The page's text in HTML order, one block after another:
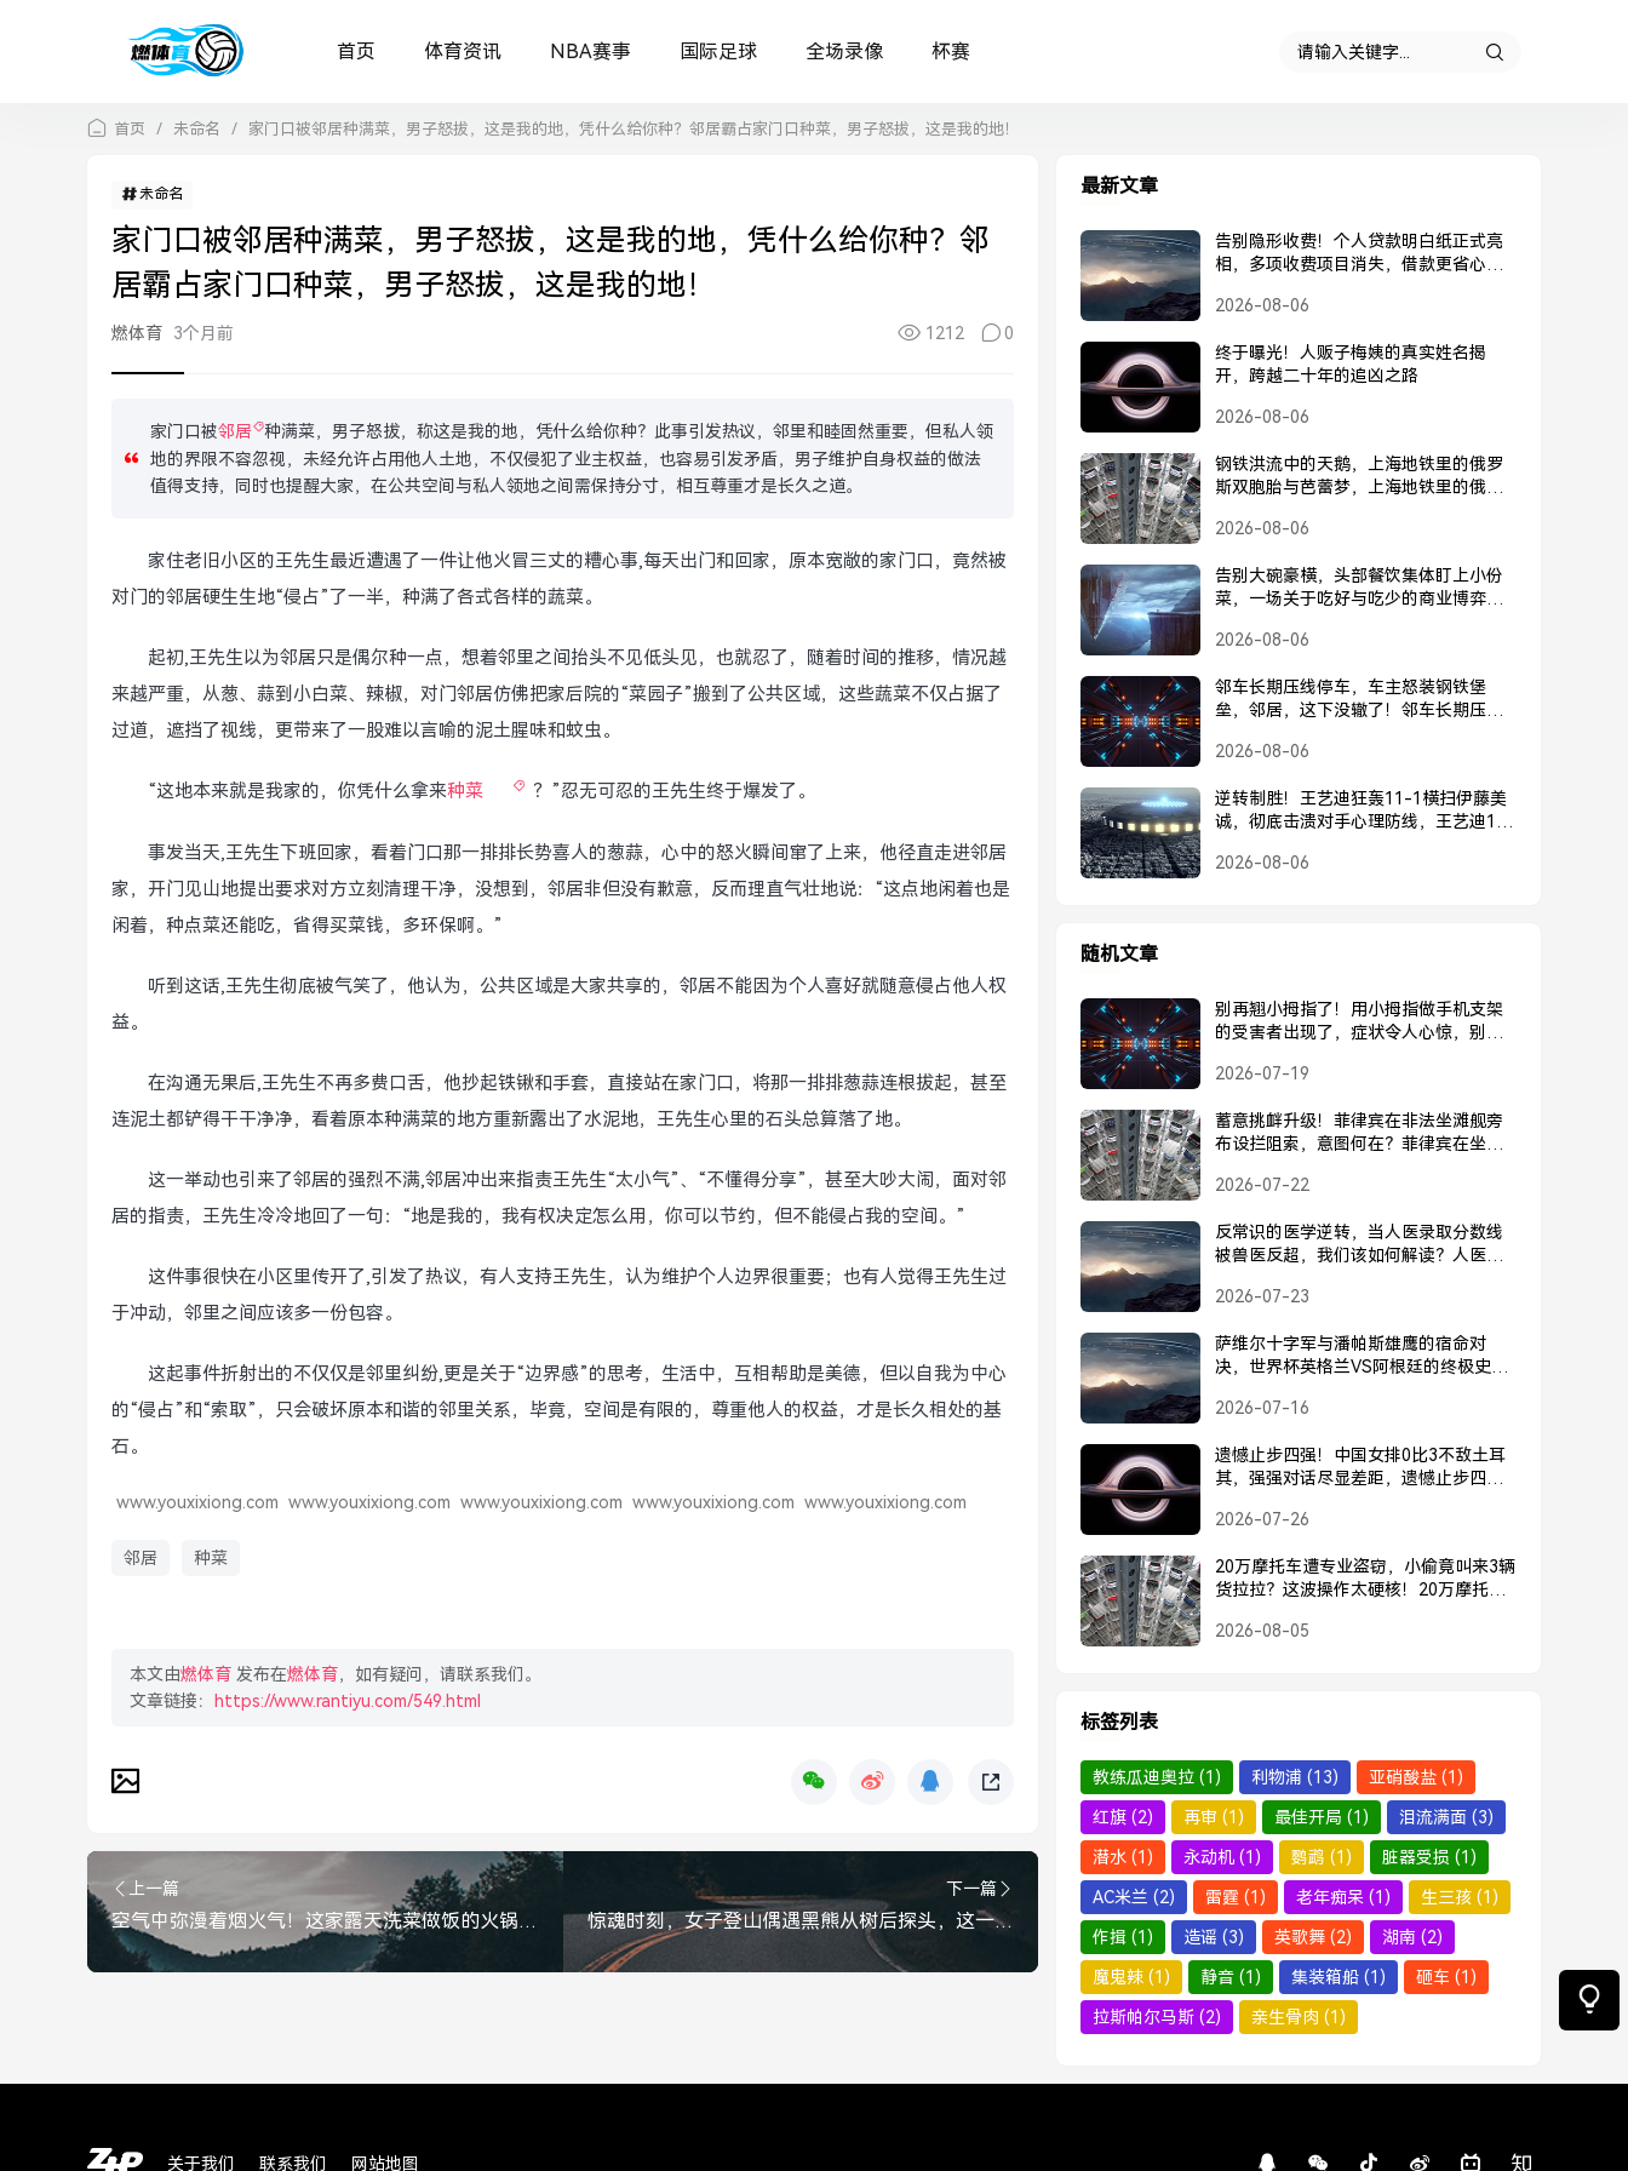
首页 体育资讯 NBA赛事 国际足球 全场录像 杯赛
首页 / 未命名 / 家门口被邻居种满菜，男子怒拔，这是我的地，凭什么给你种？邻居霸占家门口种菜，男子怒拔，这是我的地！
未命名
家门口被邻居种满菜，男子怒拔，这是我的地，凭什么给你种？邻
居霸占家门口种菜，男子怒拔，这是我的地！
燃体育 3个月前 1212 0
家门口被邻居
种满菜，男子怒拔，称这是我的地，凭什么给你种？此事引发热议，邻里和睦固然重要，但私人领
地的界限不容忽视，未经允许占用他人土地，不仅侵犯了业主权益，也容易引发矛盾，男子维护自身权益的做法
值得支持，同时也提醒大家，在公共空间与私人领地之间需保持分寸，相互尊重才是长久之道。
家住老旧小区的王先生最近遭遇了一件让他火冒三丈的糟心事,每天出门和回家，原本宽敞的家门口，竟然被
对门的邻居硬生生地“侵占”了一半，种满了各式各样的蔬菜。
起初,王先生以为邻居只是偶尔种一点，想着邻里之间抬头不见低头见，也就忍了，随着时间的推移，情况越
来越严重，从葱、蒜到小白菜、辣椒，对门邻居仿佛把家后院的“菜园子”搬到了公共区域，这些蔬菜不仅占据了
过道，遮挡了视线，更带来了一股难以言喻的泥土腥味和蚊虫。
“这地本来就是我家的，你凭什么拿来种菜 ？”忍无可忍的王先生终于爆发了。
事发当天,王先生下班回家，看着门口那一排排长势喜人的葱蒜，心中的怒火瞬间窜了上来，他径直走进邻居
家，开门见山地提出要求对方立刻清理干净，没想到，邻居非但没有歉意，反而理直气壮地说：“这点地闲着也是
闲着，种点菜还能吃，省得买菜钱，多环保啊。”
听到这话,王先生彻底被气笑了，他认为，公共区域是大家共享的，邻居不能因为个人喜好就随意侵占他人权
益。
在沟通无果后,王先生不再多费口舌，他抄起铁锹和手套，直接站在家门口，将那一排排葱蒜连根拔起，甚至
连泥土都铲得干干净净，看着原本种满菜的地方重新露出了水泥地，王先生心里的石头总算落了地。
这一举动也引来了邻居的强烈不满,邻居冲出来指责王先生“太小气”、“不懂得分享”，甚至大吵大闹，面对邻
居的指责，王先生冷冷地回了一句：“地是我的，我有权决定怎么用，你可以节约，但不能侵占我的空间。”
这件事很快在小区里传开了,引发了热议，有人支持王先生，认为维护个人边界很重要；也有人觉得王先生过
于冲动，邻里之间应该多一份包容。
这起事件折射出的不仅仅是邻里纠纷,更是关于“边界感”的思考，生活中，互相帮助是美德，但以自我为中心
的“侵占”和“索取”，只会破坏原本和谐的邻里关系，毕竟，空间是有限的，尊重他人的权益，才是长久相处的基
石。
www.youxixiong.com www.youxixiong.com www.youxixiong.com www.youxixiong.com www.youxixiong.com
邻居 种菜
本文由燃体育 发布在燃体育，如有疑问，请联系我们。
文章链接：
https://www.rantiyu.com/549.html
上一篇
空气中弥漫着烟火气！这家露天洗菜做饭的火锅店火了，网友直呼像动漫，露天洗菜做饭的火锅店火了！网友直呼，这烟火气像动漫
下一篇
惊魂时刻，女子登山偶遇黑熊从树后探头，这一幕让人捏把汗，女子登山惊魂，黑熊从树后探头，这一幕让人捏把汗
最新文章
告别隐形收费！个人贷款明白纸正式亮
相，多项收费项目消失，借款更省心，
费
2026-08-06
终于曝光！人贩子梅姨的真实姓名揭
开，跨越二十年的追凶之路
2026-08-06
钢铁洪流中的天鹅，上海地铁里的俄罗
斯双胞胎与芭蕾梦，上海地铁里的俄罗
2026-08-06
告别大碗豪横，头部餐饮集体盯上小份
菜，一场关于吃好与吃少的商业博弈，
横的商业博弈
2026-08-06
邻车长期压线停车，车主怒装钢铁堡
垒，邻居，这下没辙了！邻车长期压
没辙了！
2026-08-06
逆转制胜！王艺迪狂轰11-1横扫伊藤美
诚，彻底击溃对手心理防线，王艺迪11-
2026-08-06
随机文章
别再翘小拇指了！用小拇指做手机支架
的受害者出现了，症状令人心惊，别再
状令人心惊
2026-07-19
蓄意挑衅升级！菲律宾在非法坐滩舰旁
布设拦阻索，意图何在？菲律宾在坐滩
2026-07-22
反常识的医学逆转，当人医录取分数线
被兽医反超，我们该如何解读？人医分
转意味着什么
2026-07-23
萨维尔十字军与潘帕斯雄鹰的宿命对
决，世界杯英格兰VS阿根廷的终极史
杯英格兰VS阿根廷的宿命史诗
2026-07-16
遗憾止步四强！中国女排0比3不敌土耳
其，强强对话尽显差距，遗憾止步四
话尽显差距
2026-07-26
20万摩托车遭专业盗窃，小偷竟叫来3辆
货拉拉？这波操作太硬核！20万摩托车
太硬核！
2026-08-05
标签列表
教练瓜迪奥拉 (1) 利物浦 (13) 亚硝酸盐 (1)
红旗 (2) 再审 (1) 最佳开局 (1) 泪流满面 (3)
潜水 (1) 永动机 (1) 鹦鹉 (1) 脏器受损 (1)
AC米兰 (2) 雷霆 (1) 老年痴呆 (1) 生三孩 (1)
作揖 (1) 造谣 (3) 英歌舞 (2) 湖南 (2)
魔鬼辣 (1) 静音 (1) 集装箱船 (1) 砸车 (1)
拉斯帕尔马斯 (2) 亲生骨肉 (1)
关于我们 联系我们 网站地图